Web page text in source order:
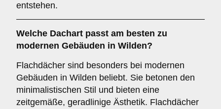
entstehen.
Welche Dachart passt am besten zu
modernen Gebäuden in Wilden?
Flachdächer sind besonders bei modernen
Gebäuden in Wilden beliebt. Sie betonen den
minimalistischen Stil und bieten eine
zeitgemäße, geradlinige Ästhetik. Flachdächer